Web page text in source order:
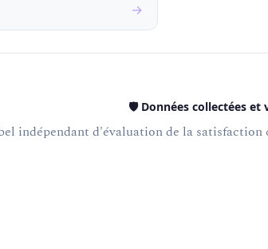
→
🛡️ Données collectées et
indépendant d'évaluation de la